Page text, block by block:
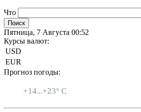
Что
Пятница, 7 Августа 00:52
Курсы валют:
USD
EUR
Прогноз погоды:
+14...+23° C